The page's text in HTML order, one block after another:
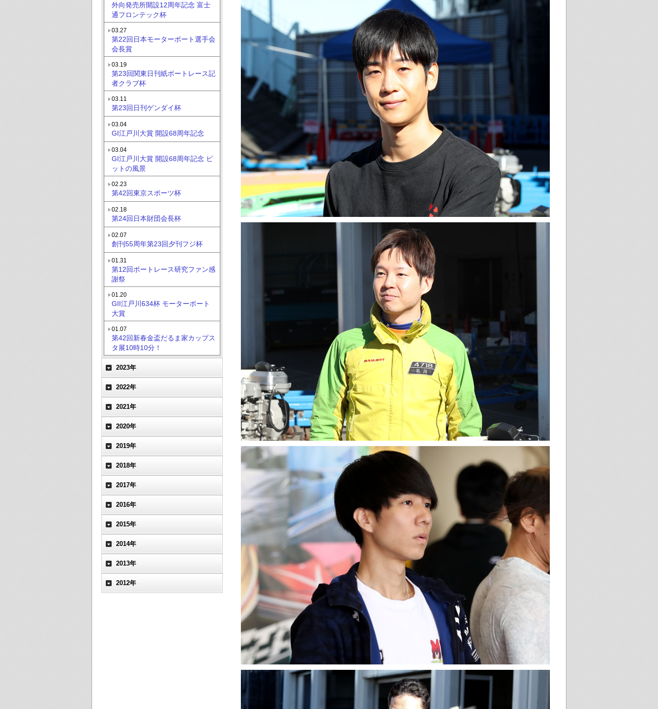
外向発売所開設12周年記念 富士
通フロンテック杯
03.27
第22回日本モーターボート選手会
会長賞
03.19
第23回関東日刊紙ボートレース記
者クラブ杯
03.11
第23回日刊ゲンダイ杯
03.04
GI江戸川大賞 開設68周年記念
03.04
GI江戸川大賞 開設68周年記念 ピ
ットの風景
02.23
第42回東京スポーツ杯
02.18
第24回日本財団会長杯
02.07
創刊55周年第23回夕刊フジ杯
01.31
第12回ボートレース研究ファン感
謝祭
01.20
GII江戸川634杯 モーターボート
大賞
01.07
第42回新春金盃だるま家カップス
タ展10時10分！
2023年
2022年
2021年
2020年
2019年
2018年
2017年
2016年
2015年
2014年
2013年
2012年